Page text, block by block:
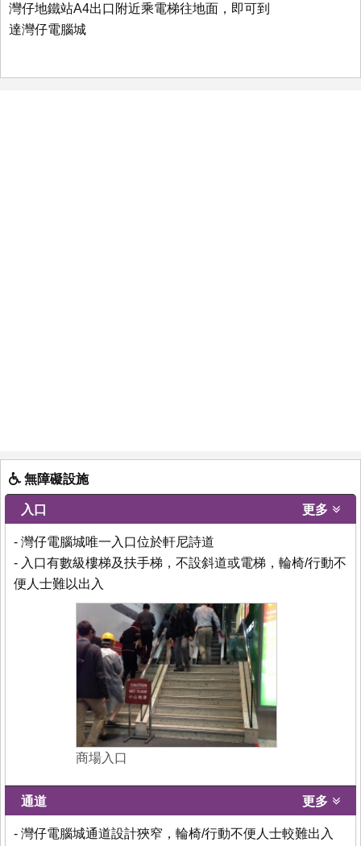
灣仔地鐵站A4出口附近乘電梯往地面，即可到
達灣仔電腦城
無障礙設施
入口 更多
- 灣仔電腦城唯一入口位於軒尼詩道
- 入口有數級樓梯及扶手梯，不設斜道或電梯，輪椅/行動不
便人士難以出入
商場入口
通道 更多
- 灣仔電腦城通道設計狹窄，輪椅/行動不便人士較難出入